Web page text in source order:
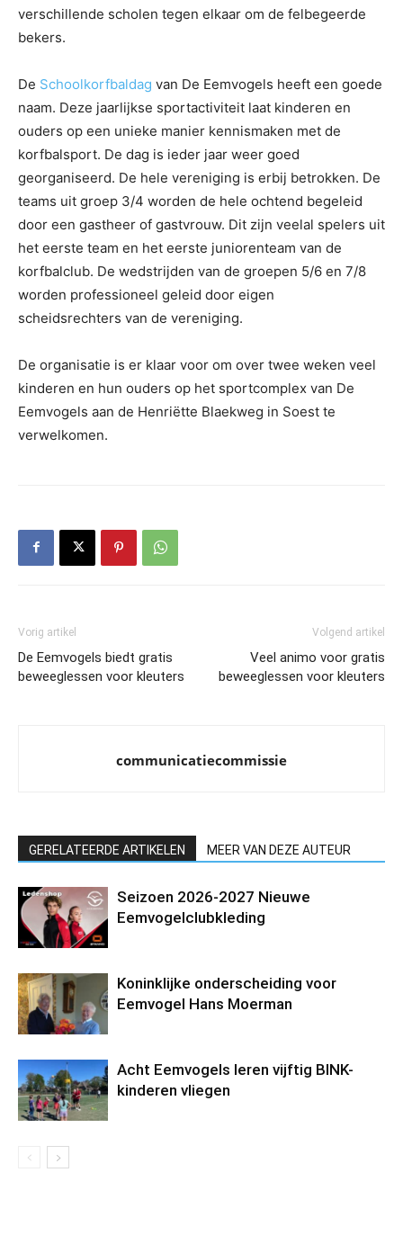
verschillende scholen tegen elkaar om de felbegeerde
bekers.
De Schoolkorfbaldag van De Eemvogels heeft een goede
naam. Deze jaarlijkse sportactiviteit laat kinderen en
ouders op een unieke manier kennismaken met de
korfbalsport. De dag is ieder jaar weer goed
georganiseerd. De hele vereniging is erbij betrokken. De
teams uit groep 3/4 worden de hele ochtend begeleid
door een gastheer of gastvrouw. Dit zijn veelal spelers uit
het eerste team en het eerste juniorenteam van de
korfbalclub. De wedstrijden van de groepen 5/6 en 7/8
worden professioneel geleid door eigen
scheidsrechters van de vereniging.
De organisatie is er klaar voor om over twee weken veel
kinderen en hun ouders op het sportcomplex van De
Eemvogels aan de Henriëtte Blaekweg in Soest te
verwelkomen.
Vorig artikel
De Eemvogels biedt gratis
beweeglessen voor kleuters
Volgend artikel
Veel animo voor gratis
beweeglessen voor kleuters
communicatiecommissie
GERELATEERDE ARTIKELEN MEER VAN DEZE AUTEUR
Seizoen 2026-2027 Nieuwe
Eemvogelclubkleding
Koninklijke onderscheiding voor
Eemvogel Hans Moerman
Acht Eemvogels leren vijftig BINK-
kinderen vliegen